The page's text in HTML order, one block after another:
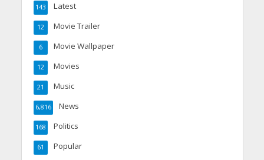
Latest
143
Movie Trailer
12
Movie Wallpaper
6
Movies
12
Music
21
News
6,816
Politics
168
Popular
61